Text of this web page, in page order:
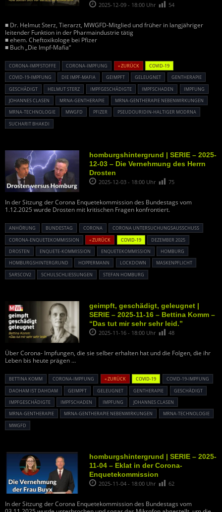
2025-12-09 - 18:00 Uhr 54
■ Dr. Helmut Sterz, Tierarzt, MWGFD-Mitglied und früher in langjähriger
leitender Funktion in der Pharmaindustrie tätig
■ ehem. Cheftoxikologe bei Pfizer
■ Buch „Die Impf-Mafia“
CORONA-IMPFSTOFFE CORONA-IMPFUNG « ZURÜCK
COVID-19
COVID-19-IMPFUNG
DIE IMPF-MAFIA GEIMPFT GELEUGNET
GENTHERAPIE
GESCHÄDIGT
HELMUT STERZ IMPFGESCHÄDIGTE IMPFSCHADEN
IMPFUNG
JOHANNES CLASEN
MRNA-GENTHERAPIE
MRNA-GENTHERAPIE NEBENWIRKUNGEN
MRNA-TECHNOLOGIE
MWGFD PFIZER
PSEUDOURIDIN-HALTIGER MODRNA
SUCHARIT BHAKDI
homburgshintergrund | SERIE – 2025-
12-03 – Die Vernehmung des Herrn
Drosten
2025-12-03 - 18:00 Uhr 75
In der Sitzung der Corona Enquetekommission des Bundestags vom
1.12.2025 wurde Drosten mit kritischen Fragen konfrontiert.
ANHÖRUNG BUNDESTAG CORONA
CORONA UNTERSUCHUNGSAUSSCHUSS
CORONA-ENQUETEKOMMISSION
« ZURÜCK COVID-19
DEZEMBER 2025
DROSTEN
ENQUETE-KOMMISSION ENQUETEKOMMISSION
HOMBURG
HOMBURGSHINTERGRUND
HOPPERMANN LOCKDOWN
MASKENPFLICHT
SARSCOV2
SCHULSCHLIESSUNGEN STEFAN HOMBURG
geimpft, geschädigt, geleugnet |
SERIE – 2025-11-16 – Bettina Komm –
“Das tut mir sehr sehr leid.”
2025-11-16 - 18:00 Uhr 48
Über Corona- Impfungen, die sie selber erhalten hat und die Folgen, die ihr
Leben bis heute prägen …
BETTINA KOMM CORONA-IMPFUNG « ZURÜCK COVID-19
COVID-19-IMPFUNG
DAOHAM IST DAHOAM
GEIMPFT GELEUGNET GENTHERAPIE
GESCHÄDIGT
IMPFGESCHÄDIGTE
IMPFSCHADEN IMPFUNG
JOHANNES CLASEN
MRNA-GENTHERAPIE
MRNA-GENTHERAPIE NEBENWIRKUNGEN
MRNA-TECHNOLOGIE
MWGFD
homburgshintergrund | SERIE – 2025-
11-04 – Eklat in der Corona-
Enquetekommission
2025-11-04 - 18:00 Uhr 62
In der Sitzung der Corona Enquetekommission des Bundestags vom